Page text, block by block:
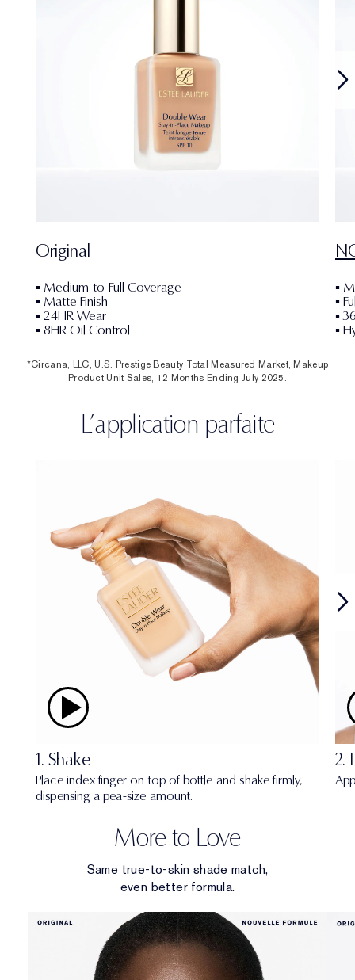
Original
▪ Medium-to-Full Coverage
▪ Matte Finish
▪ 24HR Wear
▪ 8HR Oil Control
▪
▪
▪
▪
*Circana, LLC, U.S. Prestige Beauty Total Measured Market, Makeup
Product Unit Sales, 12 Months Ending July 2025.
L’application parfaite
1. Shake
Place index finger on top of bottle and shake firmly,
dispensing a pea-size amount.
2.
More to Love
Same true-to-skin shade match,
even better formula.